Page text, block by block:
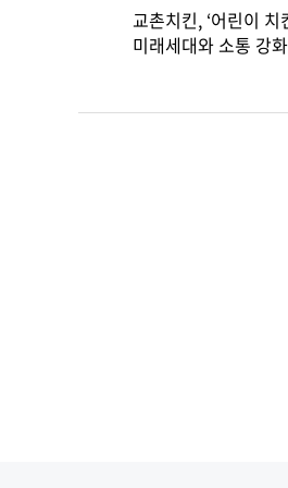
교촌치킨, ‘어린이
미래세대와 소통 강화